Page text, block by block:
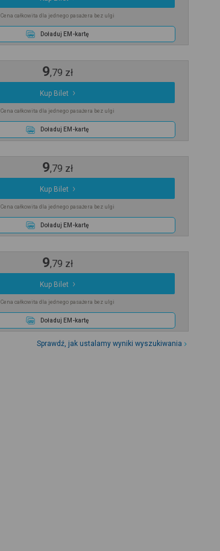
Cena całkowita dla jednego pasażera bez ulgi
Doładuj EM-kartę
9,79 zł
Kup Bilet
Cena całkowita dla jednego pasażera bez ulgi
Doładuj EM-kartę
9,79 zł
Kup Bilet
Cena całkowita dla jednego pasażera bez ulgi
Doładuj EM-kartę
9,79 zł
Kup Bilet
Cena całkowita dla jednego pasażera bez ulgi
Doładuj EM-kartę
Sprawdź, jak ustalamy wyniki wyszukiwania